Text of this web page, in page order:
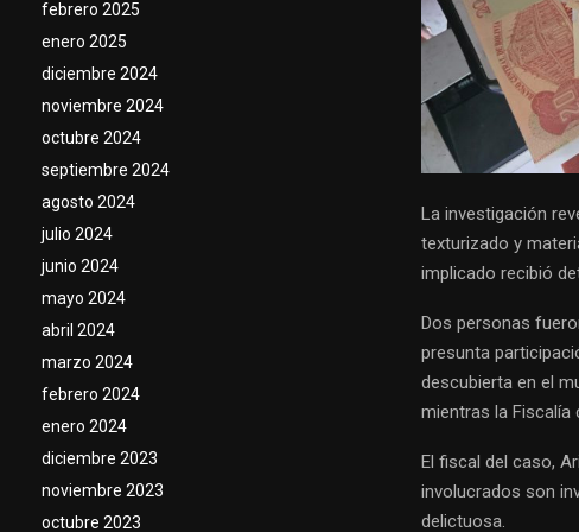
La investigación
texturizado y
implicado recibió
Dos personas
presunta
descubierta en el
mientras la
El fiscal del caso,
involucrados son
delictuosa.
febrero 2025
enero 2025
diciembre 2024
noviembre 2024
octubre 2024
septiembre 2024
agosto 2024
julio 2024
junio 2024
mayo 2024
abril 2024
marzo 2024
febrero 2024
enero 2024
diciembre 2023
noviembre 2023
octubre 2023